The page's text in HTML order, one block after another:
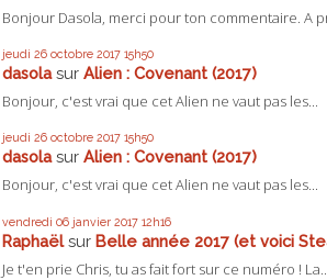
Bonjour Dasola, merci pour ton commentaire. A
jeudi 26 octobre 2017 15h50
dasolasur Alien : Covenant (2017)
Bonjour, c'est vrai que cet Alien ne vaut pas les...
jeudi 26 octobre 2017 15h50
dasolasur Alien : Covenant (2017)
Bonjour, c'est vrai que cet Alien ne vaut pas les...
vendredi 06 janvier 2017 12h16
Raphaëlsur Belle année 2017 (et voici
Je t'en prie Chris, tu as fait fort sur ce numéro !